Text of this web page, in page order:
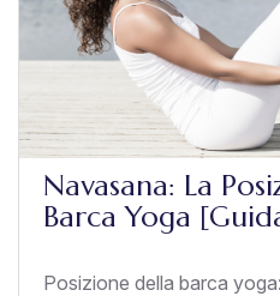
Navasana: La
Barca Yoga
Posizione della barca